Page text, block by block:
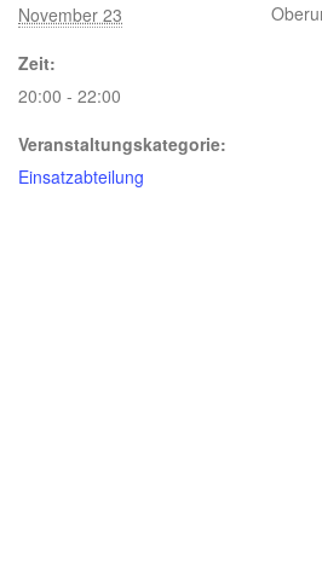
November 23
Zeit:
20:00 - 22:00
Veranstaltungskategorie:
Einsatzabteilung